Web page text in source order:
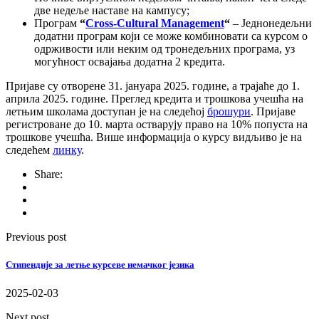
две недеље наставе на кампусу;
Програм “Cross-Cultural Management“ – Једнонедељни
додатни програм који се може комбиновати са курсом о
одрживости или неким од тронедељних програма, уз
могућност освајања додатна 2 кредита.
Пријаве су отворене 31. јануара 2025. године, а трајаће до 1.
априла 2025. године. Преглед кредита и трошкова учешћа на
летњим школама доступан је на следећој брошури. Пријаве
регистроване до 10. марта остварују право на 10% попуста на
трошкове учешћа. Више информација о курсу видљиво је на
следећем линку.
Share:
Previous post
Стипендије за летње курсеве немачког језика
2025-02-03